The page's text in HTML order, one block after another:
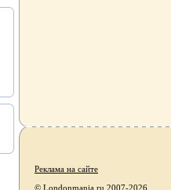
Реклама на сайте
© Londonmania.ru 2007-2026